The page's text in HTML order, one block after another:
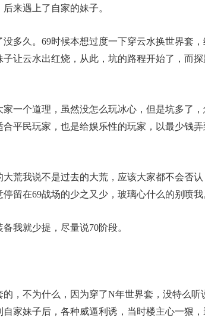
来遇上了自家的妹子。
久。69时候本想过度一下穿云水换世界套，
让云水出红烧，从此，坑的路程开始了，而探
个道理，虽然没怎么玩冰心，但是坑多了，
平民玩家，也是给娱乐性的玩家，以最少钱
我说不是过去的大荒，应该大家都不会否认
留在69战场的少之又少，玻璃心什么的别喷我
就少提，尽量说70阶段。
不为什么，因为穿了N年世界套，没特么听
家妹子后，各种威逼利诱，当时楼主心一狠，